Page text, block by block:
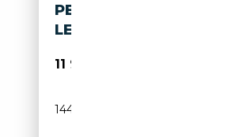
PEPPER COUPÉ PDC
LEDER INTERIEUR
11 900€
144 719 km